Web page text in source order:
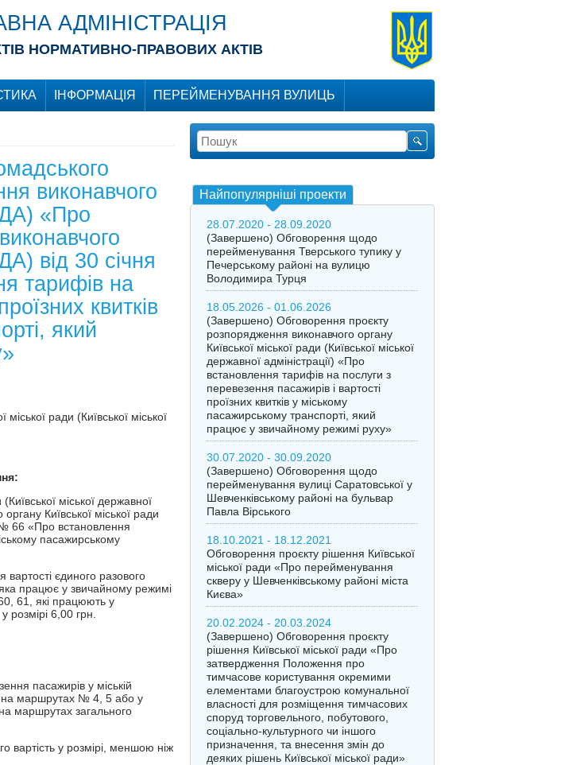
АДМІНІСТРАЦІЯ
НОРМАТИВНО-ПРАВОВИХ АКТІВ
ІНФОРМАЦІЯ ПЕРЕЙМЕНУВАННЯ ВУЛИЦЬ
виконавчого
«Про
від 30 січня
тарифів на
квитків
який
ради (Київської міської
міської державної
Київської міської ради
№ 66 «Про встановлення
пасажирському
єдиного разового
яка працює у звичайному режимі
61, які працюють у
6,00 грн.
пасажирів у міській
на маршрутах № 4, 5 або у
маршрутах загального
вартість у розмірі, меншою ніж
Найпопулярніші проекти
28.07.2020 - 28.09.2020
(Завершено) Обговорення щодо
перейменування Тверського тупику у
Печерському районі на вулицю
Володимира Турця
18.05.2026 - 01.06.2026
(Завершено) Обговорення проєкту
розпорядження виконавчого органу
Київської міської ради (Київської міської
державної адміністрації) «Про
встановлення тарифів на послуги з
перевезення пасажирів і вартості
проїзних квитків у міському
пасажирському транспорті, який
працює у звичайному режимі руху»
30.07.2020 - 30.09.2020
(Завершено) Обговорення щодо
перейменування вулиці Саратовської у
Шевченківському районі на бульвар
Павла Вірського
18.10.2021 - 18.12.2021
Обговорення проєкту рішення Київської
міської ради «Про перейменування
скверу у Шевченківському районі міста
Києва»
20.02.2024 - 20.03.2024
(Завершено) Обговорення проєкту
рішення Київської міської ради «Про
затвердження Положення про
тимчасове користування окремими
елементами благоустрою комунальної
власності для розміщення тимчасових
споруд торговельного, побутового,
соціально-культурного чи іншого
призначення, та внесення змін до
деяких рішень Київської міської ради»